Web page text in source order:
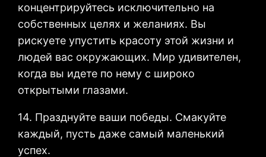
концентрируйтесь исключительно на
собственных целях и желаниях. Вы
рискуете упустить красоту этой жизни и
людей вас окружающих. Мир удивителен,
когда вы идете по нему с широко
открытыми глазами.
14. Празднуйте ваши победы. Смакуйте
каждый, пусть даже самый маленький
успех.